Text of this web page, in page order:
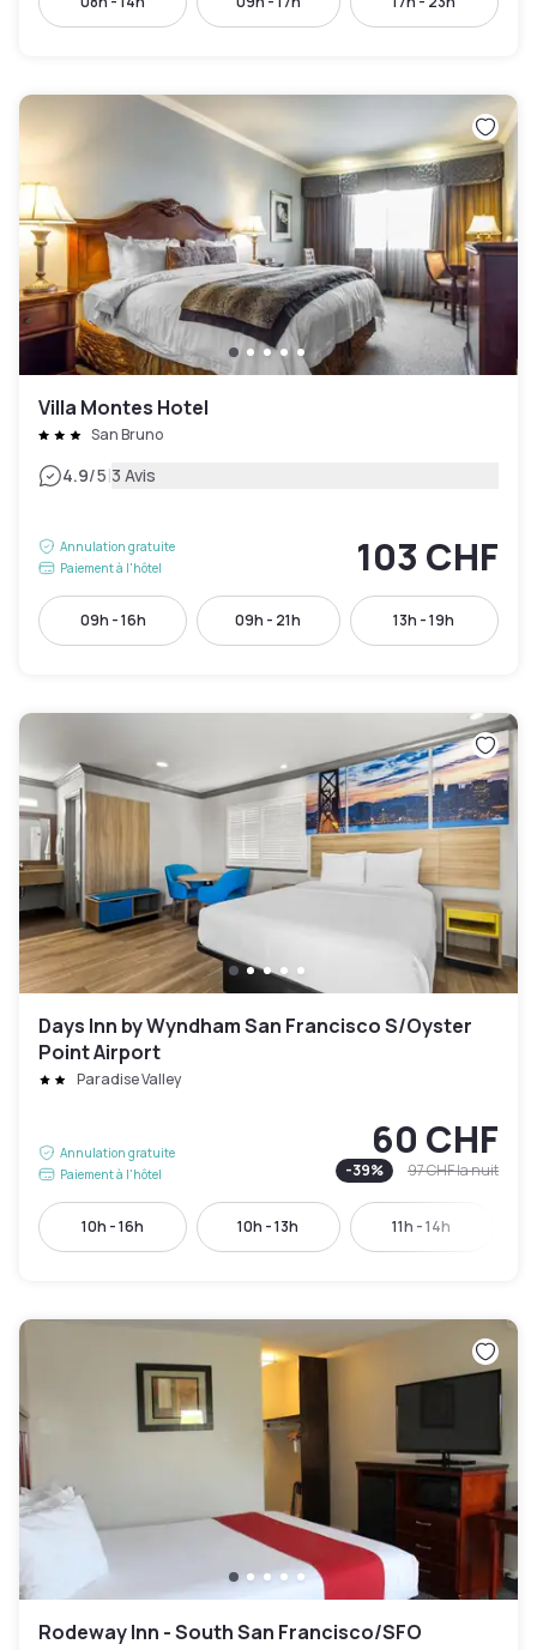
Villa Montes Hotel
San Bruno
4.9/5|3 Avis
Annulation gratuite
Paiement à l'hôtel
103 CHF
09h - 16h 09h - 21h 13h - 19h
Days Inn by Wyndham San Francisco S/Oyster
Point Airport
Paradise Valley
Annulation gratuite
Paiement à l'hôtel
60 CHF
-39% 97 CHFla nuit
10h - 16h 10h - 13h 11h - 14h
Rodeway Inn - South San Francisco/SFO